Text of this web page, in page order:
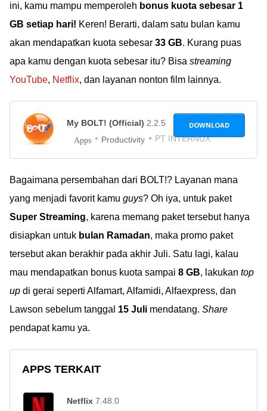
ini, kamu mampu memperoleh bonus kuota sebesar 1
GB setiap hari! Keren! Berarti, dalam satu bulan kamu
akan mendapatkan kuota sebesar 33 GB. Kurang puas
apa kamu dengan kuota sebesar itu? Bisa streaming
YouTube, Netflix, dan layanan nonton film lainnya.
My BOLT! (Official) 2.2.5
Apps Productivity PT INTERNUX
DOWNLOAD
Bagaimana persembahan dari BOLT!? Layanan mana
yang menjadi favorit kamu guys? Oh iya, untuk paket
Super Streaming, karena memang paket tersebut hanya
disiapkan untuk bulan Ramadan, maka promo paket
tersebut akan berakhir pada akhir Juli. Satu lagi, kalau
mau mendapatkan bonus kuota sampai 8 GB, lakukan top
up di gerai seperti Alfamart, Alfamidi, Alfaexpress, dan
Lawson sebelum tanggal 15 Juli mendatang. Share
pendapat kamu ya.
APPS TERKAIT
Netflix 7.48.0